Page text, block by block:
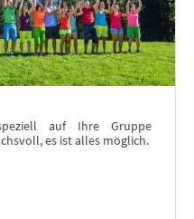
auf Ihre Gruppe
es ist alles möglich.